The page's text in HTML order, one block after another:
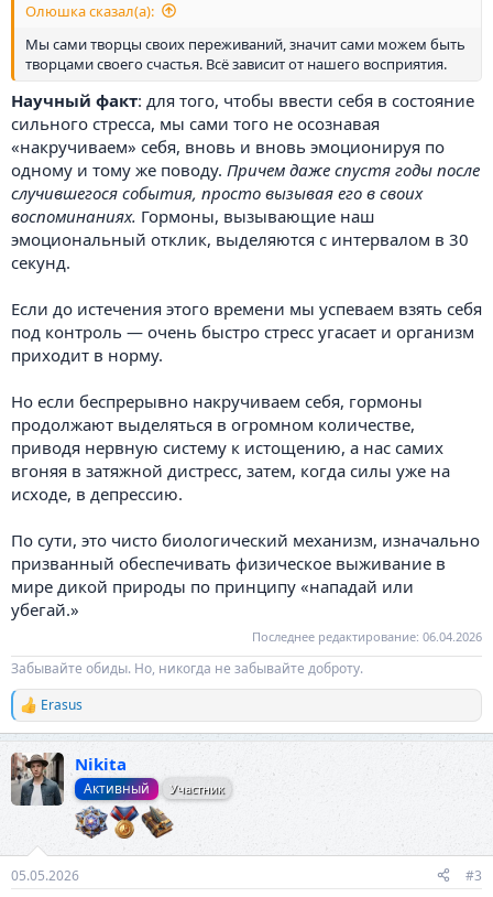
Олюшка сказал(а):
Мы сами творцы своих переживаний, значит сами можем быть
творцами своего счастья. Всё зависит от нашего восприятия.
Научный факт: для того, чтобы ввести себя в состояние
сильного стресса, мы сами того не осознавая
«накручиваем» себя, вновь и вновь эмоционируя по
одному и тому же поводу. Причем даже спустя годы после
случившегося события, просто вызывая его в своих
воспоминаниях. Гормоны, вызывающие наш
эмоциональный отклик, выделяются с интервалом в 30
секунд.
Если до истечения этого времени мы успеваем взять себя
под контроль — очень быстро стресс угасает и организм
приходит в норму.
Но если беспрерывно накручиваем себя, гормоны
продолжают выделяться в огромном количестве,
приводя нервную систему к истощению, а нас самих
вгоняя в затяжной дистресс, затем, когда силы уже на
исходе, в депрессию.
По сути, это чисто биологический механизм, изначально
призванный обеспечивать физическое выживание в
мире дикой природы по принципу «нападай или
убегай.»
Последнее редактирование: 06.04.2026
Забывайте обиды. Но, никогда не забывайте доброту.
Р
е
к
ц
и
Erasus
Nikita
Активный Участник
05.05.2026 #3